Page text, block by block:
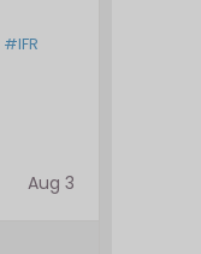
#IFR
Aug 3